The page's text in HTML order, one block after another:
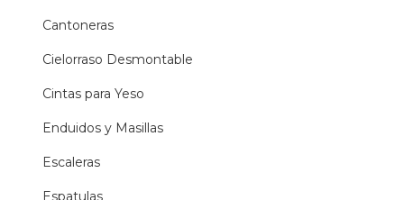
Cantoneras
Cielorraso Desmontable
Cintas para Yeso
Enduidos y Masillas
Escaleras
Espatulas